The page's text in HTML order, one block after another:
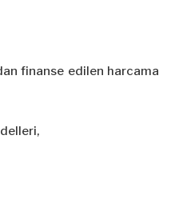
finanse edilen harcama